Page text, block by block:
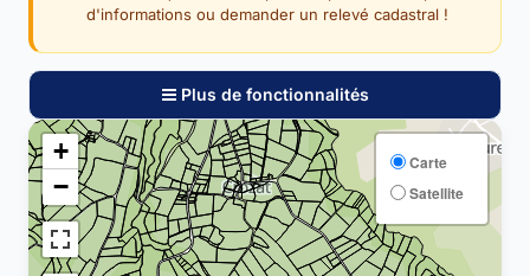
d'informations ou demander un relevé cadastral !
Plus de fonctionnalités
+
−
Carte
Satellite